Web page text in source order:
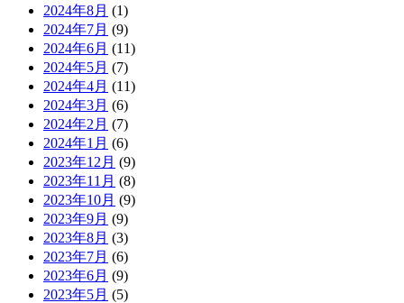
2024年8月 (1)
2024年7月 (9)
2024年6月 (11)
2024年5月 (7)
2024年4月 (11)
2024年3月 (6)
2024年2月 (7)
2024年1月 (6)
2023年12月 (9)
2023年11月 (8)
2023年10月 (9)
2023年9月 (9)
2023年8月 (3)
2023年7月 (6)
2023年6月 (9)
2023年5月 (5)